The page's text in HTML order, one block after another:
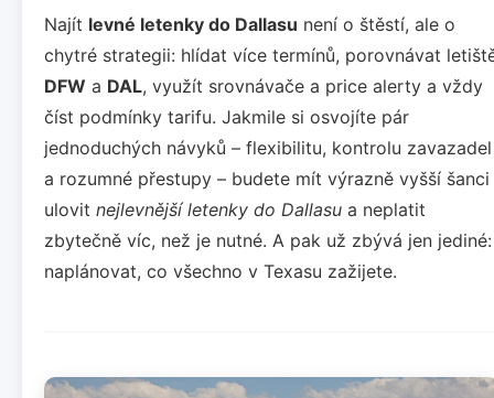
Najít levné letenky do Dallasu není o štěstí, ale o
chytré strategii: hlídat více termínů, porovnávat
DFW a DAL, využít srovnávače a price alerty a vždy
číst podmínky tarifu. Jakmile si osvojíte pár
jednoduchých návyků – flexibilitu, kontrolu zavazadel
a rozumné přestupy – budete mít výrazně vyšší šanci
ulovit nejlevnější letenky do Dallasu a neplatit
zbytečně víc, než je nutné. A pak už zbývá jen jediné:
naplánovat, co všechno v Texasu zažijete.